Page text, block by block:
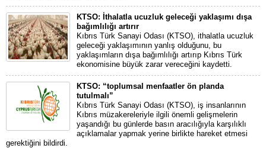
KTSO: İthalatla ucuzluk geleceği yaklaşımı dışa
bağımlılığı artırır
Kıbrıs Türk Sanayi Odası (KTSO), ithalatla ucuzluk
geleceği yaklaşımının yanlış olduğunu, bu
yaklaşımların dışa bağımlılığı artırıp Kıbrıs Türk
ekonomisine büyük zarar vereceğini kaydetti.
KTSO: “toplumsal menfaatler ön planda
tutulmalı”
Kıbrıs Türk Sanayi Odası (KTSO), iş insanlarının
Kıbrıs müzakereleriyle ilgili önemli gelişmelerin
yaşandığı bu günlerde basın aracılığıyla karşılıklı
açıklamalar yapmak yerine birlikte hareket etmesi
gerektiğini bildirdi.